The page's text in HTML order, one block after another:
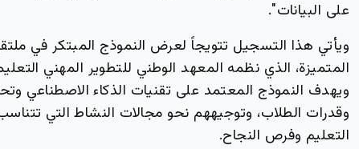
على البيانات".
ويأتي هذا التسجيل تتويجاً لعرض النموذج المبتكر في
المتميزة، الذي نظمه المعهد الوطني للتطوير المهني
ويهدف النموذج المعتمد على تقنيات الذكاء الاصطناعي
وقدرات الطلاب، وتوجيههم نحو مجالات النشاط التي
التعليم وفرص النجاح.